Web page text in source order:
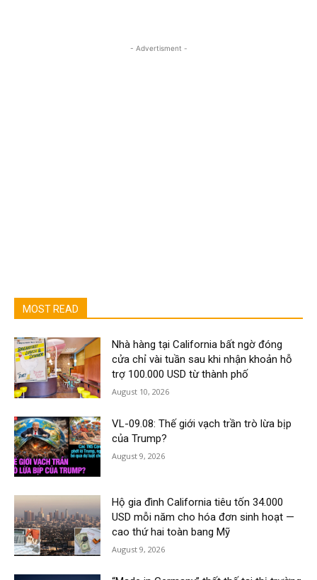
- Advertisment -
MOST READ
Nhà hàng tại California bất ngờ đóng
cửa chỉ vài tuần sau khi nhận khoản hỗ
trợ 100.000 USD từ thành phố
August 10, 2026
VL-09.08: Thế giới vạch trần trò lừa bịp
của Trump?
August 9, 2026
Hộ gia đình California tiêu tốn 34.000
USD mỗi năm cho hóa đơn sinh hoạt —
cao thứ hai toàn bang Mỹ
August 9, 2026